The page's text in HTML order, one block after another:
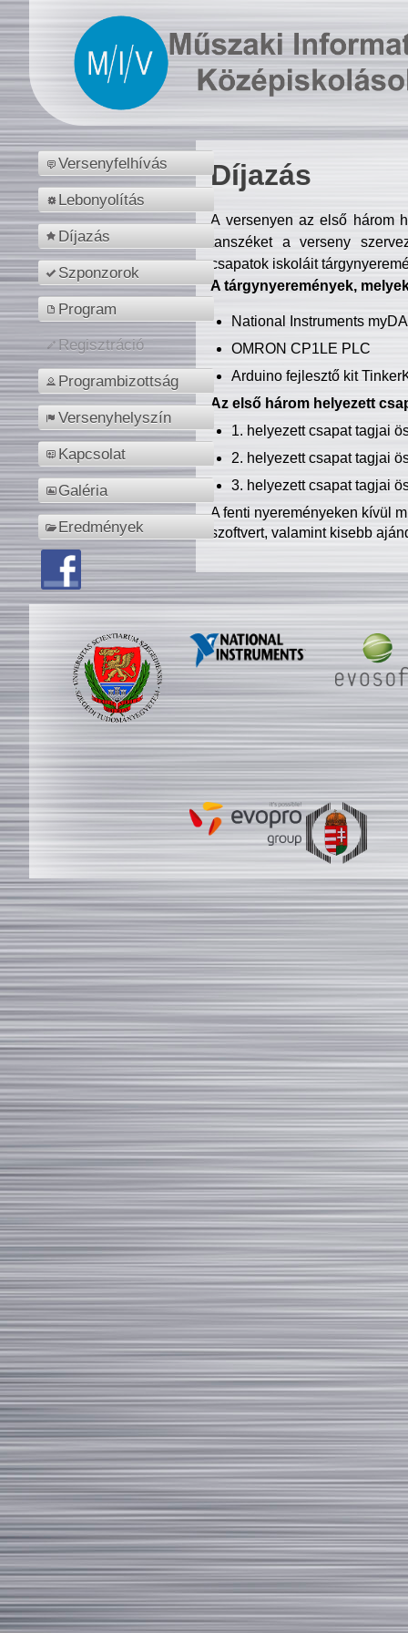
Versenyfelhívás
Lebonyolítás
Díjazás
Szponzorok
Program
Regisztráció
Programbizottság
Versenyhelyszín
Kapcsolat
Galéria
Eredmények
Díjazás
A versenyen az első három
tanszéket a verseny
csapatok iskoláit
A tárgynyeremények,
National Instruments
OMRON CP1LE PLC
Arduino fejlesztő kit
Az első három helyezett
1. helyezett csapat tagjai
2. helyezett csapat tagjai
3. helyezett csapat tagjai
A fenti nyereményeken kívül
szoftvert, valamint kisebb